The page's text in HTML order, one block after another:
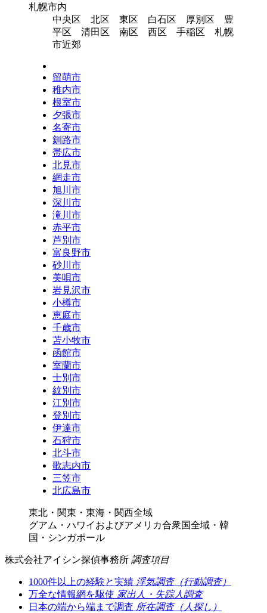
札幌市内
中央区 北区 東区 白石区 厚別区 豊
平区 清田区 南区 西区 手稲区 札幌
市近郊
留萌市
稚内市
根室市
夕張市
名寄市
釧路市
帯広市
北見市
網走市
旭川市
深川市
滝川市
赤平市
芦別市
富良野市
砂川市
美唄市
岩見沢市
小樽市
恵庭市
千歳市
苫小牧市
函館市
室蘭市
士別市
紋別市
江別市
登別市
伊達市
石狩市
北斗市
歌志内市
三笠市
北広島市
東北・関東・東海・関西全域
グアム・ハワイおよびアメリカ合衆国全域・韓
国・シンガポール
株式会社アイシン探偵事務所 調査項目
1000件以上の経験と実績 浮気調査（行動調査）
万全な情報網を駆使 家出人・失踪人調査
日本の端から端まで調査 所在調査（人探し）